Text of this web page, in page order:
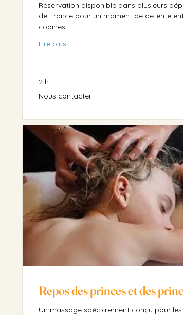
Réservation disponible dans plusieurs
de France pour un moment de détente
copines
Lire plus
2 h
contacter
Nous contacter
Repos des princes et des
Un massage spécialement conçu pour les